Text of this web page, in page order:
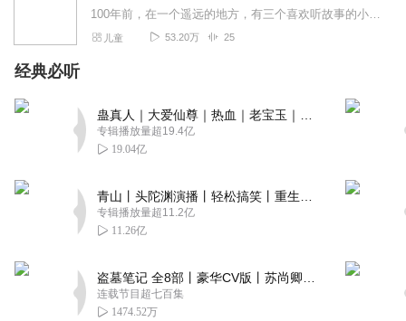
100年前，在一个遥远的地方，有三个喜欢听故事的小姑娘，她们缠着一个年轻的叔叔，要他给她们讲故事。年轻的叔叔边想边讲，结果就编出了一部让孩子和科学家都着迷的《爱...
儿童 53.20万 25
经典必听
专辑播放量超19.4亿
19.04亿
专辑播放量超11.2亿
11.26亿
连载节目超七百集
1474.52万